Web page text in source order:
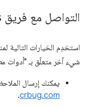
التواصل مع فريق Chrome Dev
استخدِم الخيارات التالية
شيء آخر متعلّق بـ "أدوات
يمكنك إرسال
crbug.com
.